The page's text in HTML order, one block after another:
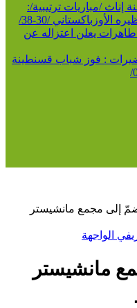
/ مونديال أقل من 18 سنة إناث /مباريات ترتيبية/:
الأوزباكستاني /30-38/
يعلن اعتزاله عن
: فوز شباب قسنطينة
إلى مجمع مانشيستر
في الواجهة
مانشيستر